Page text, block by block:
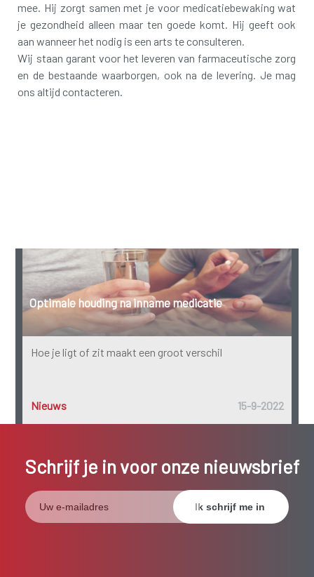
mee. Hij zorgt samen met je voor medicatiebewaking wat
je gezondheid alleen maar ten goede komt. Hij geeft ook
aan wanneer het nodig is een arts te consulteren.
Wij staan garant voor het leveren van farmaceutische zorg
en de bestaande waarborgen, ook na de levering. Je mag
ons altijd contacteren.
Optimale houding na inname medicatie
Hoe je ligt of zit maakt een groot verschil
Nieuws 15-9-2022
Schrijf je in voor onze nieuwsbrief